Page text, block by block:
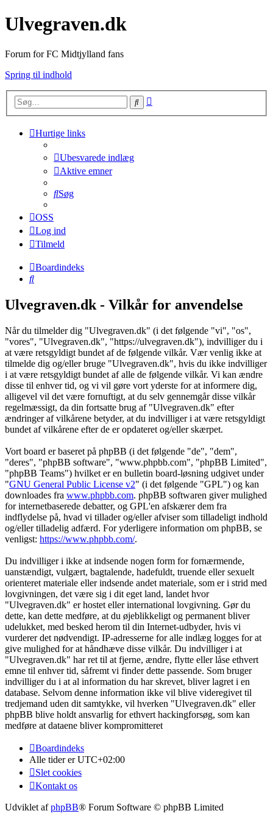
Ulvegraven.dk
Forum for FC Midtjylland fans
Spring til indhold
Søg
Hurtige links
Ubesvarede indlæg
Aktive emner
Søg
OSS
Log ind
Tilmeld
Boardindeks
Søg
Ulvegraven.dk - Vilkår for anvendelse
Når du tilmelder dig "Ulvegraven.dk" (i det følgende "vi", "os",
"vores", "Ulvegraven.dk", "https://ulvegraven.dk"), indvilliger du i
at være retsgyldigt bundet af de følgende vilkår. Vær venlig ikke at
tilmelde dig og/eller bruge "Ulvegraven.dk", hvis du ikke indvilliger
i at være retsgyldigt bundet af alle de følgende vilkår. Vi kan ændre
disse til enhver tid, og vi vil gøre vort yderste for at informere dig,
alligevel vil det være fornuftigt, at du selv gennemgår disse vilkår
regelmæssigt, da din fortsatte brug af "Ulvegraven.dk" efter
ændringer af vilkårene betyder, at du indvilliger i at være retsgyldigt
bundet af vilkårene efter de er opdateret og/eller skærpet.
Vort board er baseret på phpBB (i det følgende "de", "dem",
"deres", "phpBB software", "www.phpbb.com", "phpBB Limited",
"phpBB Teams") hvilket er en bulletin board-løsning udgivet under
"GNU General Public License v2" (i det følgende "GPL") og kan
downloades fra www.phpbb.com. phpBB softwaren giver mulighed
for internetbaserede debatter, og GPL'en afskærer dem fra
indflydelse på, hvad vi tillader og/eller afviser som tilladeligt indhold
og/eller tilladelig adfærd. For yderligere information om phpBB, se
venligst: https://www.phpbb.com/.
Du indvilliger i ikke at indsende nogen form for fornærmende,
uanstændigt, vulgært, bagtalende, hadefuldt, truende eller sexuelt
orienteret materiale eller indsende andet materiale, som er i strid med
lovgivningen, det være sig i dit eget land, landet hvor
"Ulvegraven.dk" er hostet eller international lovgivning. Gør du
dette, kan dette medføre, at du øjeblikkeligt og permanent bliver
udelukket, med besked herom til din Internet-udbyder, hvis vi
vurderer det nødvendigt. IP-adresserne for alle indlæg logges for at
give mulighed for at håndhæve disse vilkår. Du indvilliger i at
"Ulvegraven.dk" har ret til at fjerne, ændre, flytte eller låse ethvert
emne til enhver tid, såfremt vi finder dette passende. Som bruger
indvilliger du i at al information du har skrevet, bliver lagret i en
database. Selvom denne information ikke vil blive videregivet til
tredjemand uden dit samtykke, vil hverken "Ulvegraven.dk" eller
phpBB blive holdt ansvarlig for ethvert hackingforsøg, som kan
medføre at dataene bliver kompromitteret
Boardindeks
Alle tider erUTC+02:00
Slet cookies
Kontakt os
Udviklet afphpBB® Forum Software © phpBB Limited